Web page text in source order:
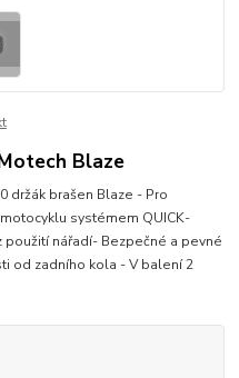
Blaze
držák brašen Blaze - Pro
systémem QUICK-
použití nářadí- Bezpečné a pevné
od zadního kola - V balení 2